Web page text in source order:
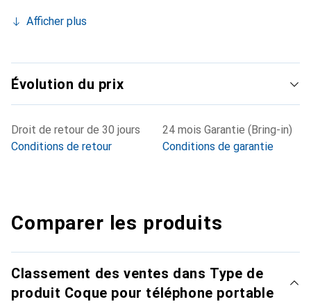
Afficher plus
Évolution du prix
Droit de retour de 30 jours
Conditions de retour
24 mois Garantie (Bring-in)
Conditions de garantie
Comparer les produits
Classement des ventes dans Type de
produit Coque pour téléphone portable